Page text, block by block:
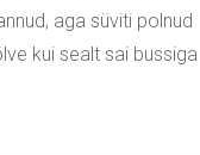
aga süviti polnud
kui sealt sai bussiga